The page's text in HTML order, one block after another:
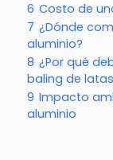
6 Costo de
7 ¿Dónde
aluminio?
8 ¿Por qué
baling de
9 Impacto
aluminio